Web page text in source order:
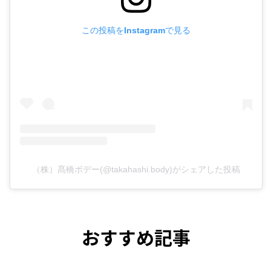
この投稿をInstagramで見る
（株）髙橋ボデー(@takahashi.body)がシェアした投稿
おすすめ記事